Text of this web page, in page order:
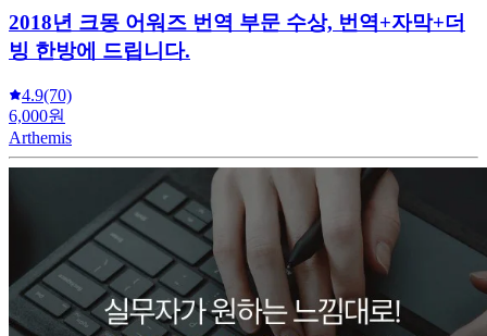
2018년 크몽 어워즈 번역 부문 수상, 번역+자막+더
빙 한방에 드립니다.
4.9(70)
6,000원
Arthemis